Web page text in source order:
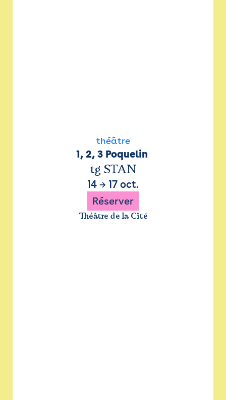
théâtre
1, 2, 3 Poquelin
tg STAN
14 → 17 oct.
Réserver
Théâtre de la Cité